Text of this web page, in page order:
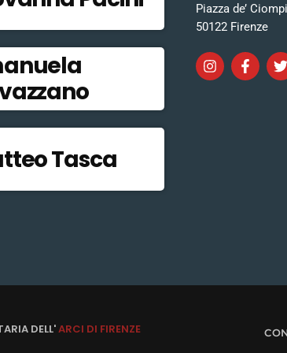
Tasca
Piazza de’
50122 Firenze
DELL'ARCI DI FIRENZE